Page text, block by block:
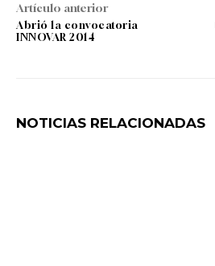
Artículo anterior
Abrió la convocatoria
INNOVAR 2014
NOTICIAS RELACIONADAS